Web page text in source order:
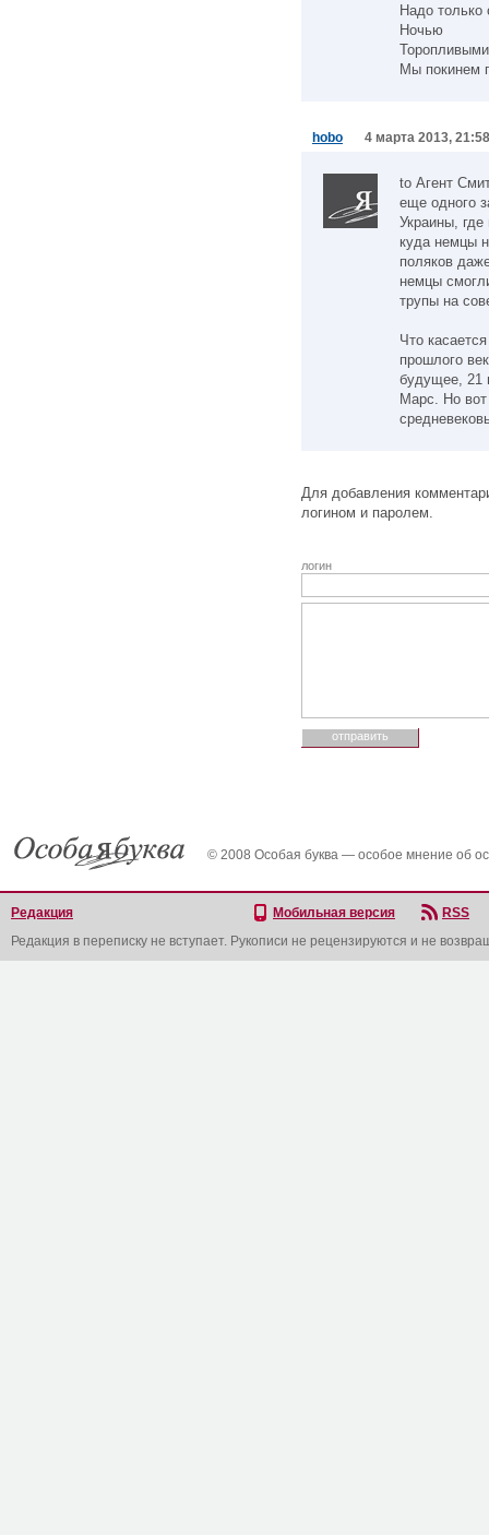
Надо только
Ночью
Мы покинем
hobo 4 марта 2013, 21:58
to Агент
еще одного
Украины,
куда немцы
поляков
немцы
трупы на
Что
прошлого
будущее, 21
Марс. Но
Для добавления
логином и паролем.
логин
© 2008 Особая буква — особое мнение об
Редакция Мобильная версия
RSS
Редакция в переписку не вступает. Рукописи не рецензируются и не